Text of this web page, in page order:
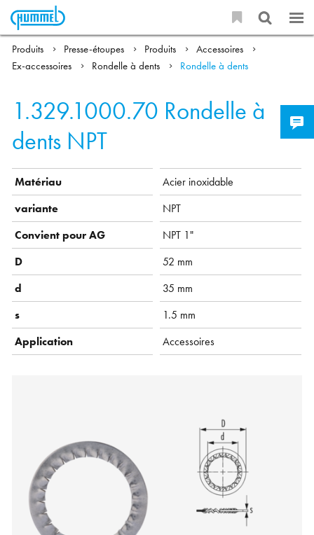
Produits Presse-étoupes Produits
Accessoires
Ex-accessoires
Rondelle à dents Rondelle à dents
1.329.1000.70 Rondelle à
dents NPT
Matériau
Acier inoxidable
variante
NPT
Convient pour AG
NPT 1"
D
52 mm
d
35 mm
s
1.5 mm
Application
Accessoires